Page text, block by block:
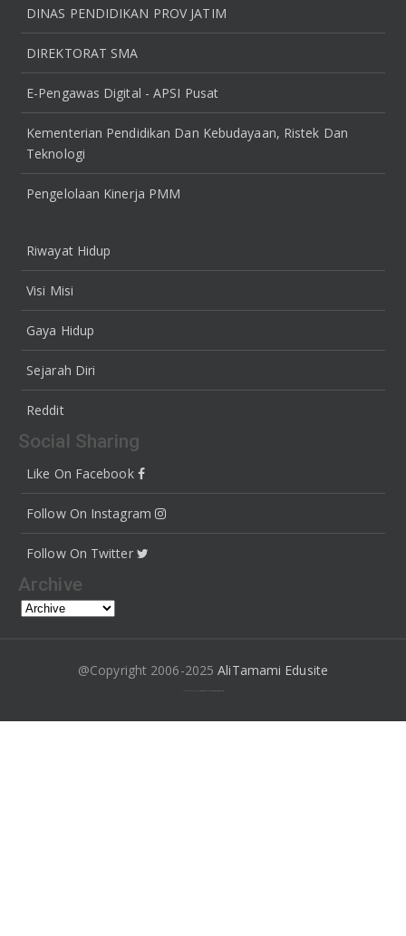
DINAS PENDIDIKAN PROV JATIM
DIREKTORAT SMA
E-Pengawas Digital - APSI Pusat
Kementerian Pendidikan Dan Kebudayaan, Ristek Dan
Teknologi
Pengelolaan Kinerja PMM
Riwayat Hidup
Visi Misi
Gaya Hidup
Sejarah Diri
Reddit
Social Sharing
Like On Facebook
Follow On Instagram
Follow On Twitter
Archive
@Copyright 2006-2025AliTamami Edusite